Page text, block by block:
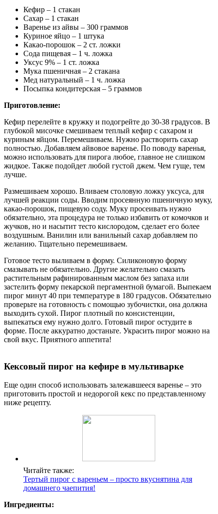
Кефир – 1 стакан
Сахар – 1 стакан
Варенье из айвы – 300 граммов
Куриное яйцо – 1 штука
Какао-порошок – 2 ст. ложки
Сода пищевая – 1 ч. ложка
Уксус 9% – 1 ст. ложка
Мука пшеничная – 2 стакана
Мед натуральный – 1 ч. ложка
Посыпка кондитерская – 5 граммов
Приготовление:
Кефир перелейте в кружку и подогрейте до 30-38 градусов. В
глубокой мисочке смешиваем теплый кефир с сахаром и
куриным яйцом. Перемешиваем. Нужно растворить сахар
полностью. Добавляем айвовое варенье. По поводу варенья,
можно использовать для пирога любое, главное не слишком
жидкое. Также подойдет любой густой джем. Чем гуще, тем
лучше.
Размешиваем хорошо. Вливаем столовую ложку уксуса, для
лучшей реакции соды. Вводим просеянную пшеничную муку,
какао-порошок, пищевую соду. Муку просеивать нужно
обязательно, эта процедура не только избавить от комочков и
жучков, но и насытит тесто кислородом, сделает его более
воздушным. Ванилин или ванильный сахар добавляем по
желанию. Тщательно перемешиваем.
Готовое тесто выливаем в форму. Силиконовую форму
смазывать не обязательно. Другие желательно смазать
растительным рафинированным маслом без запаха или
застелить форму пекарской пергаментной бумагой. Выпекаем
пирог минут 40 при температуре в 180 градусов. Обязательно
проверьте на готовность с помощью зубочистки, она должна
выходить сухой. Пирог плотный по консистенции,
выпекаться ему нужно долго. Готовый пирог остудите в
форме. После аккуратно достаньте. Украсить пирог можно на
свой вкус. Приятного аппетита!
Кексовый пирог на кефире в мультиварке
Еще один способ использовать залежавшееся варенье – это
приготовить простой и недорогой кекс по представленному
ниже рецепту.
Читайте также:
Тертый пирог с вареньем – просто вкуснятина для
домашнего чаепития!
Ингредиенты: